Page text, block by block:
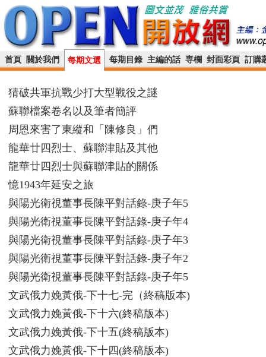
首頁 關於我們 每期文選 每期目錄 主編的話 専欄 封面彩頁 訂購
猜破共軍抗戰少打大型戰役之謎
蘇聯檔案卷名以及筆者簡評
周恩來害了東縱和「陳修良」們
龍華廿四烈士、蘇聯津貼及其他
龍華廿四烈士與蘇聯津貼的關係
憶1943年延安之旅
與陽光衛視董事長陳平對話錄-庚子年5
與陽光衛視董事長陳平對話錄-庚子年4
與陽光衛視董事長陳平對話錄-庚子年3
與陽光衛視董事長陳平對話錄-庚子年2
與陽光衛視董事長陳平對話錄-庚子年5
文武俄力娩黃俄-下十七-完（終稿版本)
文武俄力娩黃俄-下十六(終稿版本)
文武俄力娩黃俄-下十五(終稿版本)
文武俄力娩黃俄-下十四(終稿版本)